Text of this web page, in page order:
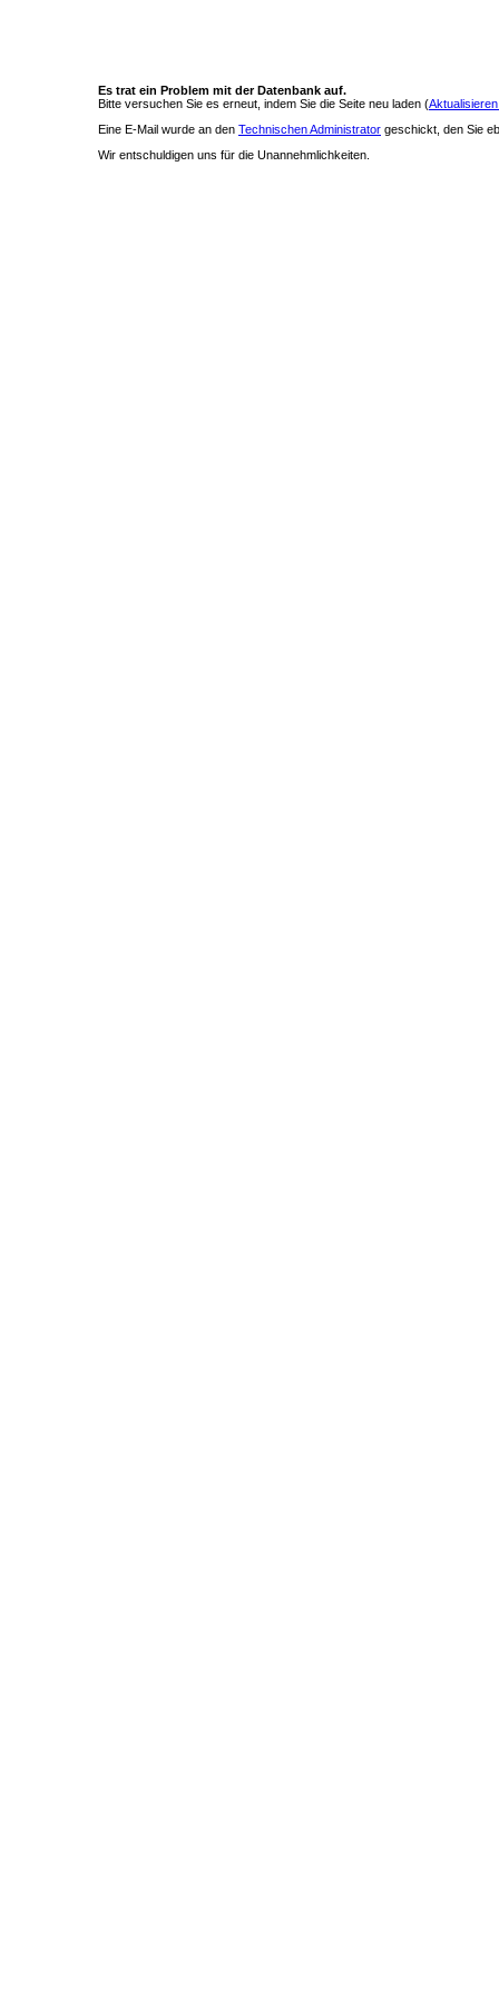
Es trat ein Problem mit der Datenbank auf.
Bitte versuchen Sie es erneut, indem Sie die Seite neu laden (
Eine E-Mail wurde an den Technischen Administrator geschickt, den Sie
Wir entschuldigen uns für die Unannehmlichkeiten.